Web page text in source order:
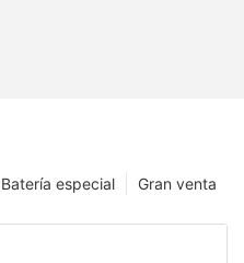
Gran venta
Batería especial